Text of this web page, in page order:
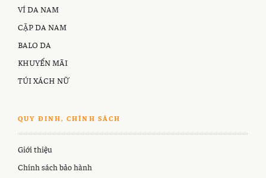
VÍ DA NAM
CẶP DA NAM
BALO DA
KHUYẾN MÃI
TÚI XÁCH NỮ
QUY ĐINH, CHÍNH SÁCH
Giới thiệu
Chính sách bảo hành